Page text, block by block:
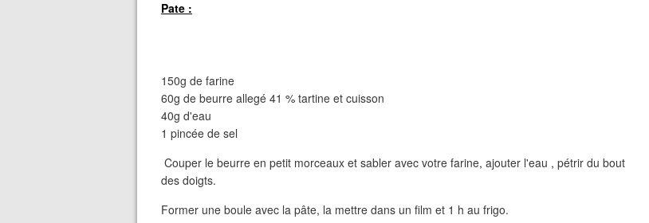
Pate :
150g de farine
60g de beurre allegé 41 % tartine et cuisson
40g d'eau
1 pincée de sel
Couper le beurre en petit morceaux et sabler avec votre farine, ajouter l'eau , pétrir du bout
des doigts.
Former une boule avec la pâte, la mettre dans un film et 1 h au frigo.